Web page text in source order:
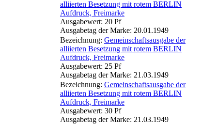
alliierten Besetzung mit rotem BERLIN
Aufdruck, Freimarke
Ausgabewert: 20 Pf
Ausgabetag der Marke: 20.01.1949
Bezeichnung: Gemeinschaftsausgabe der
alliierten Besetzung mit rotem BERLIN
Aufdruck, Freimarke
Ausgabewert: 25 Pf
Ausgabetag der Marke: 21.03.1949
Bezeichnung: Gemeinschaftsausgabe der
alliierten Besetzung mit rotem BERLIN
Aufdruck, Freimarke
Ausgabewert: 30 Pf
Ausgabetag der Marke: 21.03.1949